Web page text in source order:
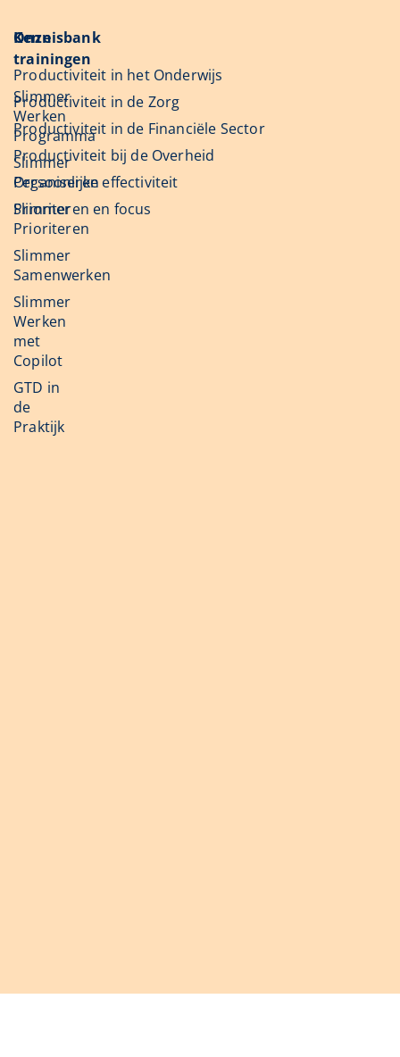
Onze
trainingen
Slimmer
Werken
Programma
Slimmer
Organiseren
Slimmer
Prioriteren
Slimmer
Samenwerken
Slimmer
Werken
met
Copilot
GTD in
de
Praktijk
Kennisbank
Productiviteit in het Onderwijs
Productiviteit in de Zorg
Productiviteit in de Financiële Sector
Productiviteit bij de Overheid
Persoonlijke effectiviteit
Prioriteren en focus